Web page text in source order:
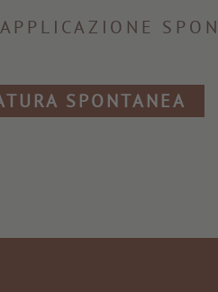
SPONTANEA